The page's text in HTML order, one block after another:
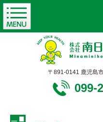
〒891-0141 鹿児島
099-